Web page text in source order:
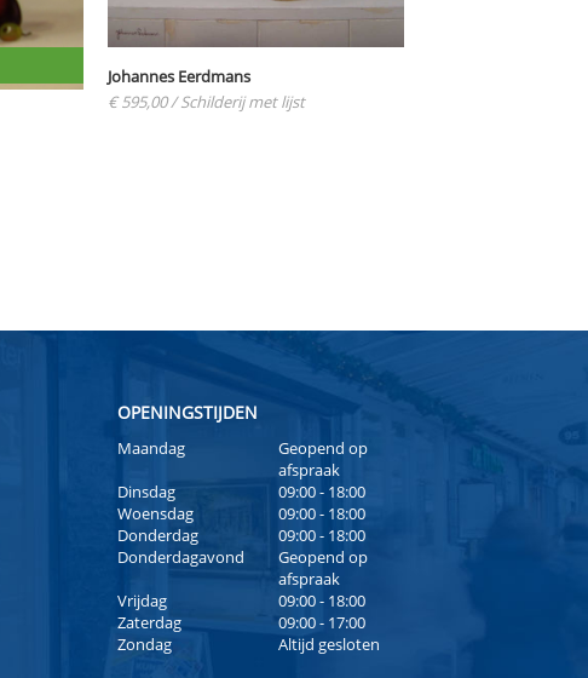
Johannes Eerdmans
€ 595,00/ Schilderij met lijst
OPENINGSTIJDEN
Maandag
Geopend op
afspraak
Dinsdag
09:00 - 18:00
Woensdag
09:00 - 18:00
Donderdag
09:00 - 18:00
Donderdagavond
Geopend op
afspraak
Vrijdag
09:00 - 18:00
Zaterdag
09:00 - 17:00
Zondag
Altijd gesloten